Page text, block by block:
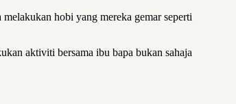
hobi yang mereka gemar seperti
aktiviti bersama ibu bapa bukan sahaja